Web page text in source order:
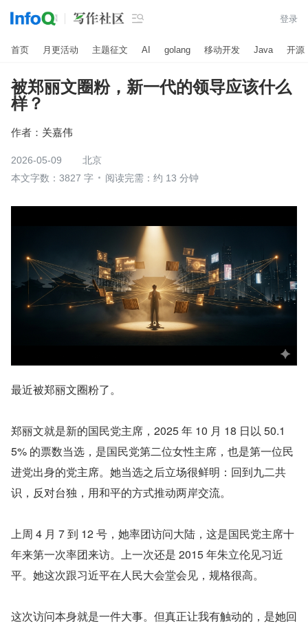
 登录
首页 月更活动 主题征文 AI golang 移动开发 Java 开源
被郑丽文圈粉，新一代的领导应该什么
样？
作者： 关嘉伟
2026-05-09
北京
本文字数：3827 字
阅读完需：约 13 分钟
最近被郑丽文圈粉了。
郑丽文就是新的国民党主席，2025 年 10 月 18 日以 50.1
5% 的票数当选，是国民党第二位女性主席，也是第一位民
进党出身的党主席。她当选之后立场很鲜明：回到九二共
识，反对台独，用和平的方式推动两岸交流。
上周 4 月 7 到 12 号，她率团访问大陆，这是国民党主席十
年来第一次率团来访。上一次还是 2015 年朱立伦见习近
平。她这次跟习近平在人民大会堂会见，规格很高。
这次访问本身就是一件大事。但真正让我有触动的，是她回